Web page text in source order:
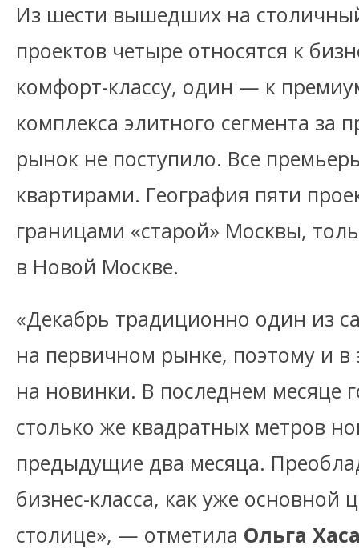
Из шести вышедших на
проектов четыре относятся к
комфорт-классу, один — к
комплекса элитного сегмента
рынок не поступило. Все
квартирами. География пяти
границами «старой» Москвы,
в Новой Москве.
«Декабрь традиционно один из
на первичном рынке, поэтому и в
на новинки. В последнем месяце
столько же квадратных метров
предыдущие два месяца.
бизнес-класса, как уже основной
столице», — отметила Ольга